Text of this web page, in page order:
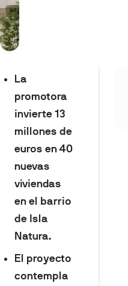
La
promotora
invierte 13
millones de
euros en 40
nuevas
viviendas
en el barrio
de Isla
Natura.
El proyecto
contempla